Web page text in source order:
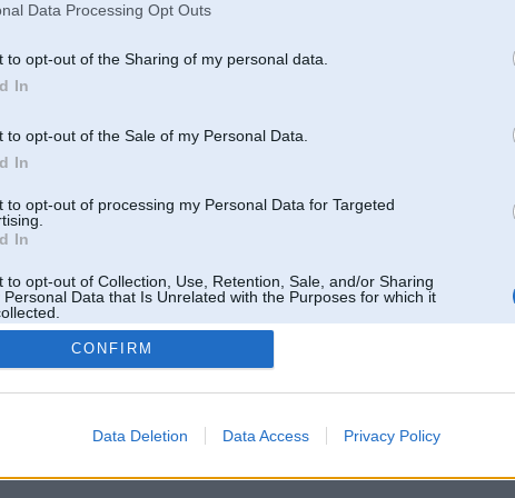
Data Processing Opt Outs
to opt-out of the Sharing of my personal data.
In
to opt-out of the Sale of my Personal Data.
In
to opt-out of processing my Personal Data for Targeted
In
to opt-out of Collection, Use, Retention, Sale, and/or Sharing
Personal Data that Is Unrelated with the Purposes for which it
Out
CONFIRM
Data Deletion Data Access Privacy Policy
un nav saistīts ar